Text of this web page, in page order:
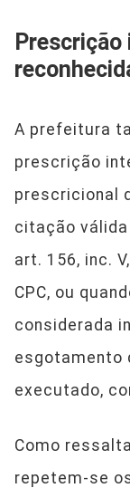
A prefeitura
prescrição
prescricional
citação
art. 156, inc.
CPC, ou
considerada
esgotamento
executado,
Como
repetem-se